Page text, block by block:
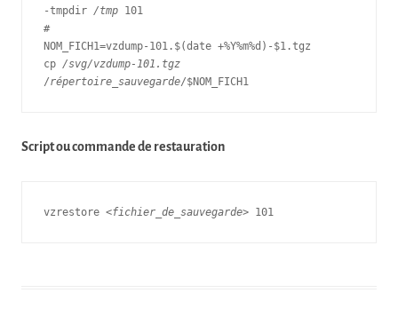
-tmpdir /tmp 101
#
NOM_FICH1=vzdump-101.$(date +%Y%m%d)-$1.tgz
cp /svg/vzdump-101.tgz
/répertoire_sauvegarde/$NOM_FICH1
Script ou commande de restauration
vzrestore <fichier_de_sauvegarde